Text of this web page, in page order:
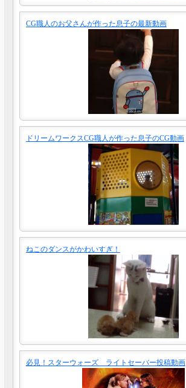
CG職人のお父さんが作った息子の最新動画
ドリームワークスCG職人が作った息子のCG動画
ねこのダンスがかわいすぎ！
必見！スターウォーズ ライトセーバー投稿動画